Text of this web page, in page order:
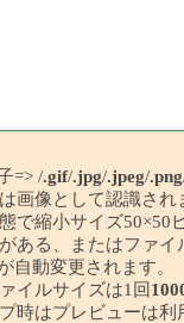
=> /.gif/.jpg/.jpeg/.png
画像として認識され
で縮小サイズ50×50
ある、またはファ
動変更されます。
イルサイズは1回
時はプレビューは利